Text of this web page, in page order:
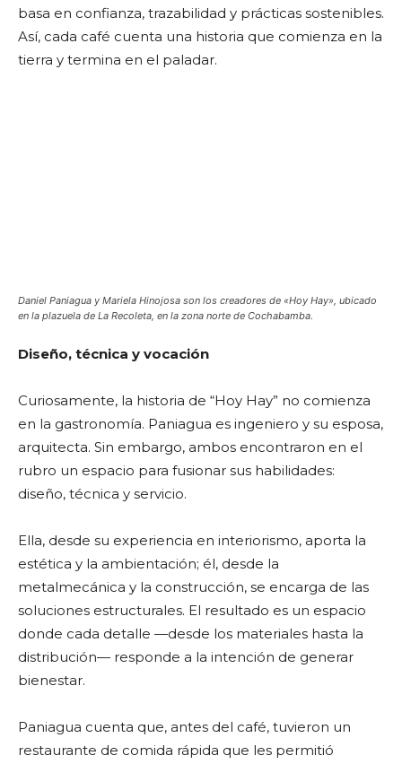
basa en confianza, trazabilidad y prácticas sostenibles.
Así, cada café cuenta una historia que comienza en la
tierra y termina en el paladar.
Daniel Paniagua y Mariela Hinojosa son los creadores de «Hoy Hay», ubicado
en la plazuela de La Recoleta, en la zona norte de Cochabamba.
Diseño, técnica y vocación
Curiosamente, la historia de “Hoy Hay” no comienza
en la gastronomía. Paniagua es ingeniero y su esposa,
arquitecta. Sin embargo, ambos encontraron en el
rubro un espacio para fusionar sus habilidades:
diseño, técnica y servicio.
Ella, desde su experiencia en interiorismo, aporta la
estética y la ambientación; él, desde la
metalmecánica y la construcción, se encarga de las
soluciones estructurales. El resultado es un espacio
donde cada detalle —desde los materiales hasta la
distribución— responde a la intención de generar
bienestar.
Paniagua cuenta que, antes del café, tuvieron un
restaurante de comida rápida que les permitió